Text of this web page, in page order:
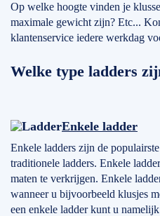
Op welke hoogte vinden je
maximale gewicht zijn? Etc...
klantenservice iedere werkdag
Welke type ladders
Enkele ladder
Enkele ladders zijn de
traditionele ladders. Enkele
maten te verkrijgen. Enkele
wanneer u bijvoorbeeld klusjes
een enkele ladder kunt u